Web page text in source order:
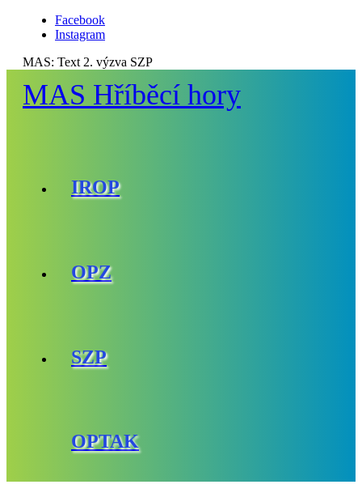
Facebook
Instagram
MAS: Text 2. výzva SZP
MAS Hříběcí hory
IROP
OPZ
SZP
OPTAK